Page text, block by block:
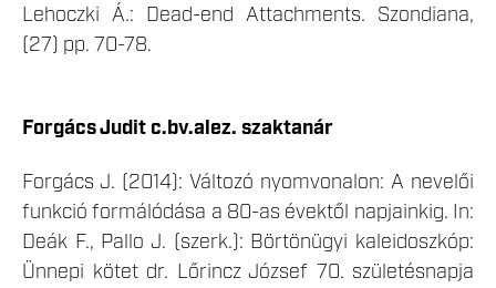
Lehoczki Á.: Dead-end Attachments. Szondiana,
(27) pp. 70-78.
Forgács Judit c.bv.alez. szaktanár
Forgács J. (2014): Változó nyomvonalon: A nevelői
funkció formálódása a 80-as évektől napjainkig. In:
Deák F., Pallo J. (szerk.): Börtönügyi kaleidoszkóp:
Ünnepi kötet dr. Lőrincz József 70. születésnapja